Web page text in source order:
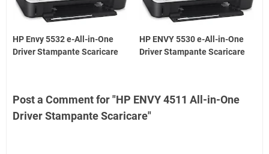
HP Envy 5532 e-All-in-One
Driver Stampante Scaricare
HP ENVY 5530 e-All-in-One
Driver Stampante Scaricare
Post a Comment for "HP ENVY 4511 All-in-One
Driver Stampante Scaricare"